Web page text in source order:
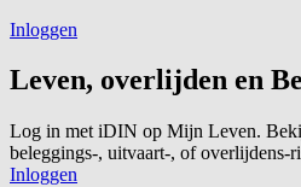
Inloggen
Leven, overlijden en
Log in met iDIN op Mijn Leven.
beleggings-, uitvaart-, of overlijdens-
Inloggen